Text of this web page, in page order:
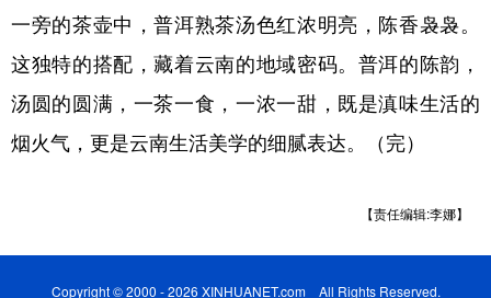
一旁的茶壶中，普洱熟茶汤色红浓明亮，陈香袅袅。
这独特的搭配，藏着云南的地域密码。普洱的陈韵，
汤圆的圆满，一茶一食，一浓一甜，既是滇味生活的
烟火气，更是云南生活美学的细腻表达。（完）
【责任编辑:李娜】
Copyright © 2000 - 2026 XINHUANET.com All Rights Reserved.